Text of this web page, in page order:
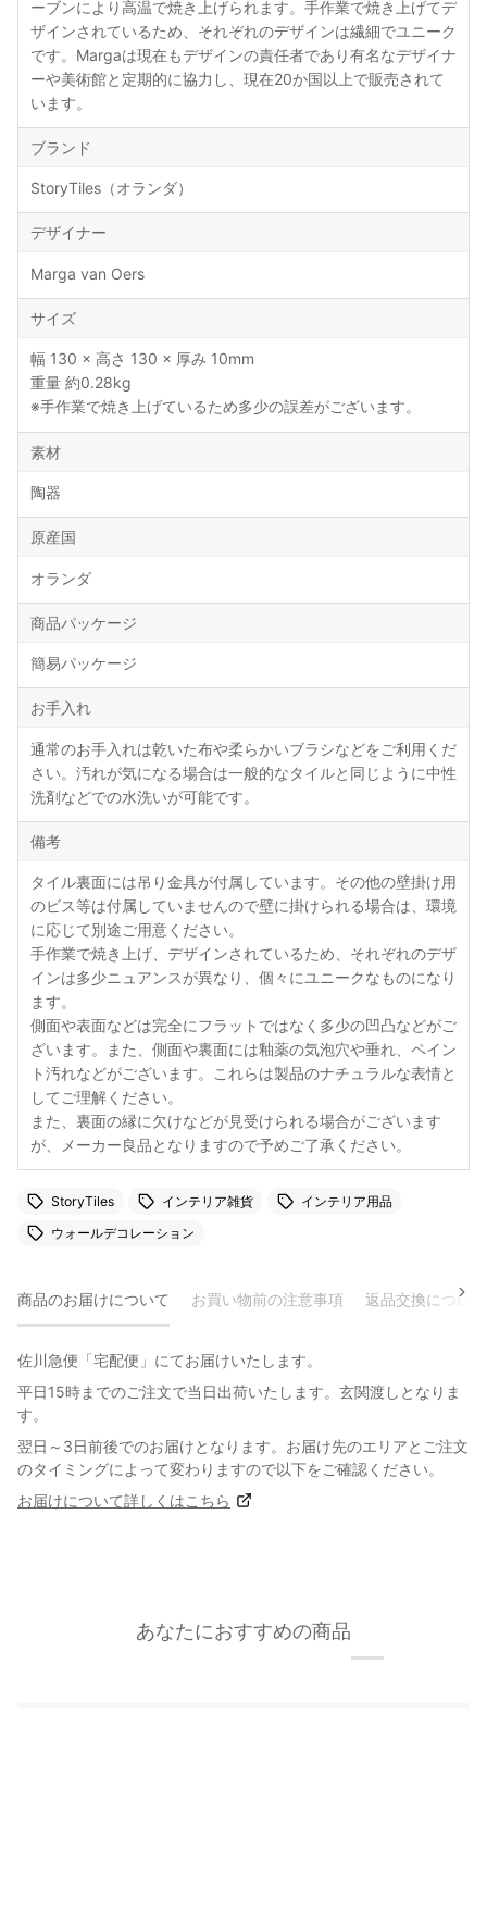
ーブンにより高温で焼き上げられます。手作業で焼き上げてデ
ザインされているため、それぞれのデザインは繊細でユニーク
です。Margaは現在もデザインの責任者であり有名なデザイナ
ーや美術館と定期的に協力し、現在20か国以上で販売されて
います。
ブランド
StoryTiles（オランダ）
デザイナー
Marga van Oers
サイズ
幅 130 × 高さ 130 × 厚み 10mm
重量 約0.28kg
※手作業で焼き上げているため多少の誤差がございます。
素材
陶器
原産国
オランダ
商品パッケージ
簡易パッケージ
お手入れ
通常のお手入れは乾いた布や柔らかいブラシなどをご利用くだ
さい。汚れが気になる場合は一般的なタイルと同じように中性
洗剤などでの水洗いが可能です。
備考
タイル裏面には吊り金具が付属しています。その他の壁掛け用
のビス等は付属していませんので壁に掛けられる場合は、環境
に応じて別途ご用意ください。
手作業で焼き上げ、デザインされているため、それぞれのデザ
インは多少ニュアンスが異なり、個々にユニークなものになり
ます。
側面や表面などは完全にフラットではなく多少の凹凸などがご
ざいます。また、側面や裏面には釉薬の気泡穴や垂れ、ペイン
ト汚れなどがございます。これらは製品のナチュラルな表情と
してご理解ください。
また、裏面の縁に欠けなどが見受けられる場合がございます
が、メーカー良品となりますので予めご了承ください。
StoryTiles インテリア雑貨
インテリア用品
ウォールデコレーション
商品のお届けについて お買い物前の注意事項 返品交換について
佐川急便「宅配便」にてお届けいたします。
平日15時までのご注文で当日出荷いたします。玄関渡しとなりま
す。
翌日～3日前後でのお届けとなります。お届け先のエリアとご注文
のタイミングによって変わりますので以下をご確認ください。
お届けについて詳しくはこちら
あなたにおすすめの商品